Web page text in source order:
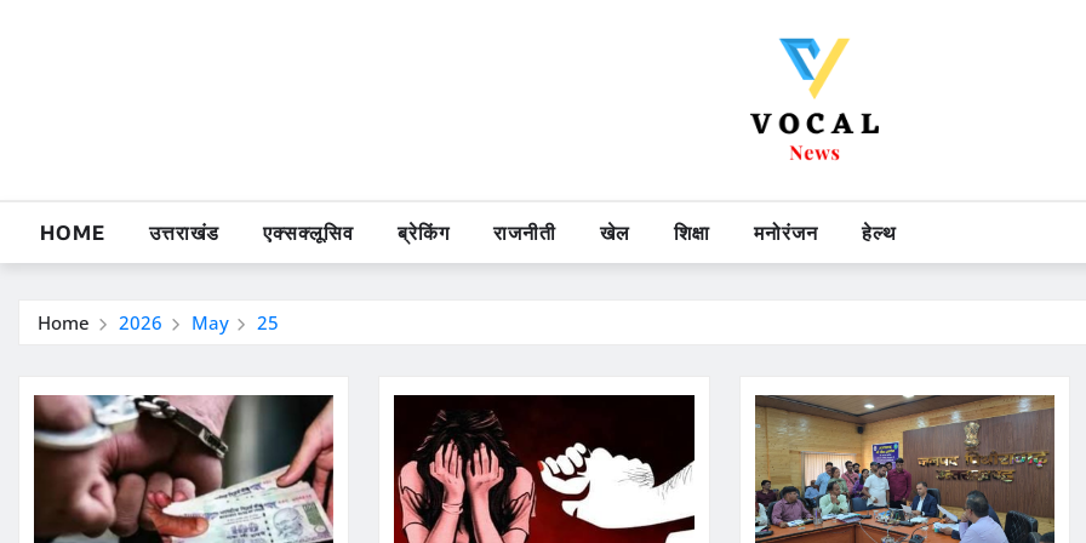
HOME उत्तराखंड एक्सक्लूसिव ब्रेकिंग राजनीती खेल शिक्षा मनोरंजन हेल्थ
Home 2026 May 25